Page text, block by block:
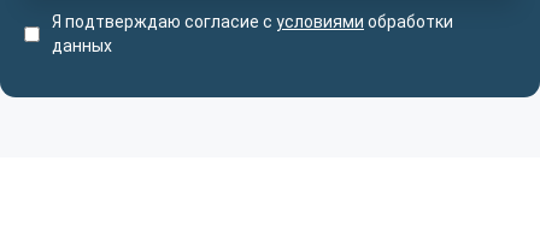
Я подтверждаю согласие с условиями обработки
данных